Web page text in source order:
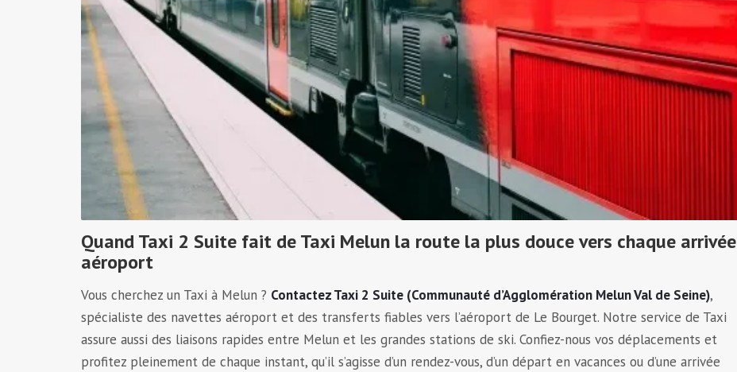
Quand Taxi 2 Suite fait de Taxi Melun la route la plus douce vers chaque arrivée
aéroport
Vous cherchez un Taxi à Melun ? Contactez Taxi 2 Suite (Communauté d’Agglomération Melun Val de Seine),
spécialiste des navettes aéroport et des transferts fiables vers l’aéroport de Le Bourget. Notre service de Taxi
assure aussi des liaisons rapides entre Melun et les grandes stations de ski. Confiez-nous vos déplacements et
profitez pleinement de chaque instant, qu’il s’agisse d’un rendez-vous, d’un départ en vacances ou d’une arrivée